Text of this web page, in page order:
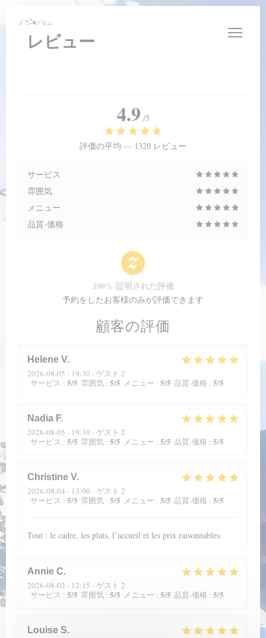
クッキー利用の管理について
レビュー
顧客の評価
Helene V
2026-08-05 - 19:30 - ゲスト 2
サービス : 5/5 雰囲気 : 5/5 メニュー : 5/5 品質-価格 : 5/5
Nadia F
2026-08-05 - 19:30 - ゲスト 2
サービス : 5/5 雰囲気 : 5/5 メニュー : 5/5 品質-価格 : 5/5
Christine V
2026-08-04 - 13:00 - ゲスト 2
サービス : 5/5 雰囲気 : 5/5 メニュー : 5/5 品質-価格 : 5/5
Tout : le cadre, les plats, l’accueil et les prix raisonnables.
Annie C
2026-08-02 - 12:15 - ゲスト 2
サービス : 5/5 雰囲気 : 5/5 メニュー : 5/5 品質-価格 : 5/5
Louise S
4.9 /5
評価の平均 — 1320 レビュー
サービス
雰囲気
メニュー
品質-価格
100% 証明された評価
予約をしたお客様のみが評価できます